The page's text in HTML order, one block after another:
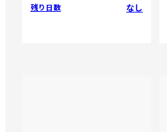
残り日数 なし